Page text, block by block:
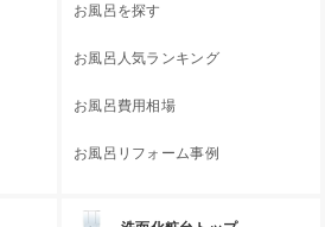
お風呂を探す
お風呂人気ランキング
お風呂費用相場
お風呂リフォーム事例